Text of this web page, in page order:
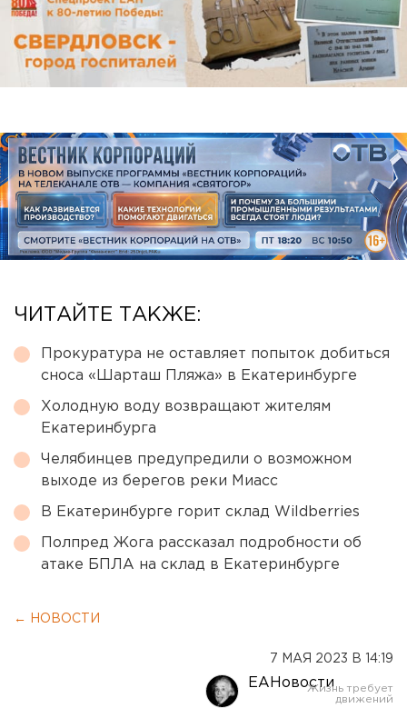
ЧИТАЙТЕ ТАКЖЕ:
Прокуратура не оставляет попыток добиться
сноса «Шарташ Пляжа» в Екатеринбурге
Холодную воду возвращают жителям
Екатеринбурга
Челябинцев предупредили о возможном
выходе из берегов реки Миасс
В Екатеринбурге горит склад Wildberries
Полпред Жога рассказал подробности об
атаке БПЛА на склад в Екатеринбурге
← НОВОСТИ
7 МАЯ 2023 В 14:19
ЕАНовости